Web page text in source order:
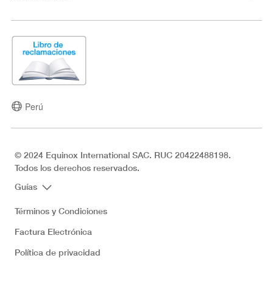
Perú
© 2024 Equinox International SAC. RUC 20422488198.
Todos los derechos reservados.
Guías
Términos y Condiciones
Factura Electrónica
Política de privacidad